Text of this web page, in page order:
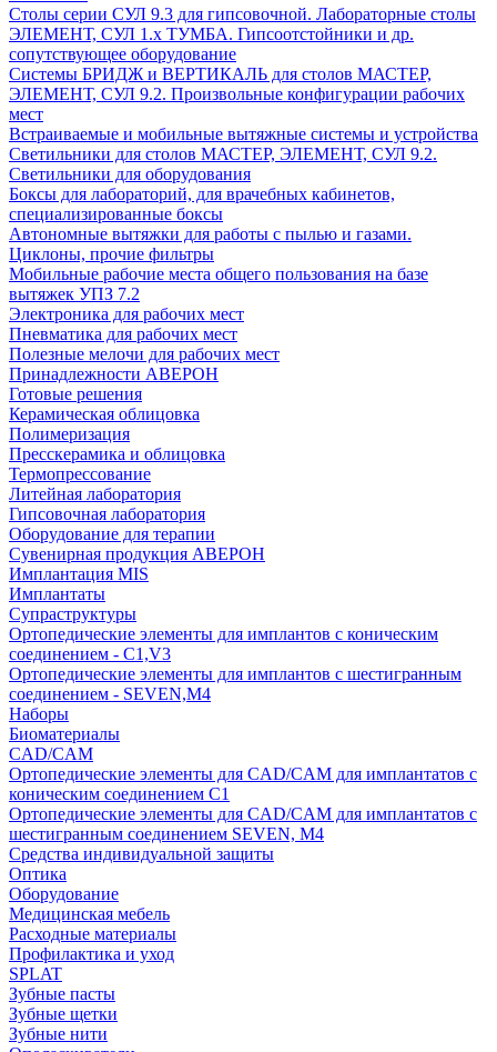
Столы серии СУЛ 9.3 для гипсовочной. Лабораторные столы
ЭЛЕМЕНТ, СУЛ 1.х ТУМБА. Гипсоотстойники и др.
сопутствующее оборудование
Системы БРИДЖ и ВЕРТИКАЛЬ для столов МАСТЕР,
ЭЛЕМЕНТ, СУЛ 9.2. Произвольные конфигурации рабочих
мест
Встраиваемые и мобильные вытяжные системы и устройства
Светильники для столов МАСТЕР, ЭЛЕМЕНТ, СУЛ 9.2.
Светильники для оборудования
Боксы для лабораторий, для врачебных кабинетов,
специализированные боксы
Автономные вытяжки для работы с пылью и газами.
Циклоны, прочие фильтры
Мобильные рабочие места общего пользования на базе
вытяжек УПЗ 7.2
Электроника для рабочих мест
Пневматика для рабочих мест
Полезные мелочи для рабочих мест
Принадлежности АВЕРОН
Готовые решения
Керамическая облицовка
Полимеризация
Пресскерамика и облицовка
Термопрессование
Литейная лаборатория
Гипсовочная лаборатория
Оборудование для терапии
Сувенирная продукция АВЕРОН
Имплантация MIS
Имплантаты
Супраструктуры
Ортопедические элементы для имплантов с коническим
соединением - C1,V3
Ортопедические элементы для имплантов с шестигранным
соединением - SEVEN,M4
Наборы
Биоматериалы
CAD/CAM
Ортопедические элементы для CAD/CAM для имплантатов с
коническим соединением С1
Ортопедические элементы для CAD/CAM для имплантатов с
шестигранным соединением SEVEN, М4
Средства индивидуальной защиты
Оптика
Оборудование
Медицинская мебель
Расходные материалы
Профилактика и уход
SPLAT
Зубные пасты
Зубные щетки
Зубные нити